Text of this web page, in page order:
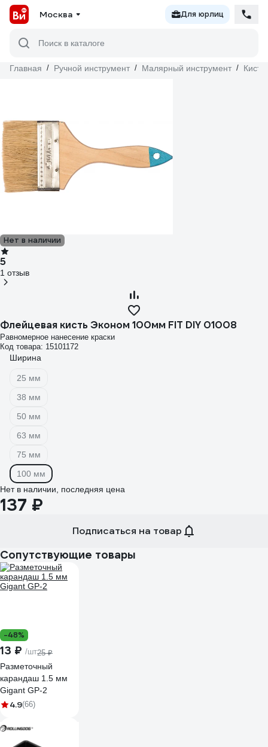
Москва Для юрлиц
Поиск в каталоге
Главная / Ручной инструмент / Малярный инструмент / Кисти
Нет в наличии
5
1 отзыв
Флейцевая кисть Эконом 100мм FIT DIY 01008
Равномерное нанесение краски
Код товара: 15101172
Ширина
25 мм
38 мм
50 мм
63 мм
75 мм
100 мм
Нет в наличии, последняя цена
137 ₽
Подписаться на товар
Сопутствующие товары
-48%
13 ₽ /шт25 ₽
Разметочный
карандаш 1.5 мм
Gigant GP-2
4.9(66)